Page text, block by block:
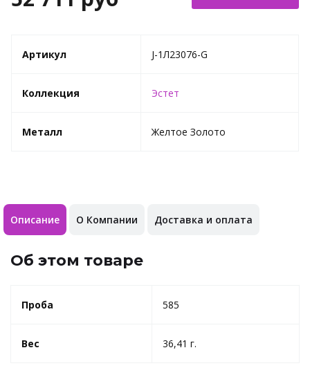
Артикул J-1Л23076-G
Коллекция Эстет
Металл Желтое Золото
Описание О Компании Доставка и оплата
Об этом товаре
Проба 585
Вес 36,41 г.